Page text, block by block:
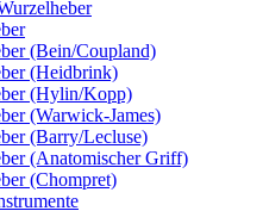
(Bein/Coupland)
(Heidbrink)
(Hylin/Kopp)
(Warwick-James)
(Barry/Lecluse)
(Anatomischer Griff)
(Chompret)